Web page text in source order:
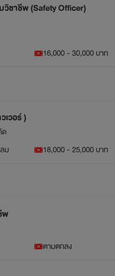
ชาชีพ (Safety Officer)
16,000 - 30,000 บาท
วอร์ )
ด
ม 18,000 - 25,000 บาท
พ
ตามตกลง